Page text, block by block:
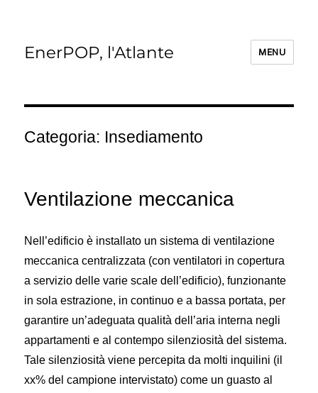
EnerPOP, l'Atlante MENU
Categoria: Insediamento
Ventilazione meccanica
Nell’edificio è installato un sistema di ventilazione
meccanica centralizzata (con ventilatori in copertura
a servizio delle varie scale dell’edificio), funzionante
in sola estrazione, in continuo e a bassa portata, per
garantire un’adeguata qualità dell’aria interna negli
appartamenti e al contempo silenziosità del sistema.
Tale silenziosità viene percepita da molti inquilini (il
xx% del campione intervistato) come un guasto al